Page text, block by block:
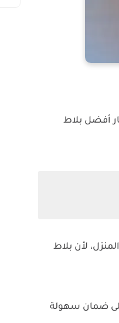
أفضل بلاط
لأن بلاط
إلى ضمان سهولة